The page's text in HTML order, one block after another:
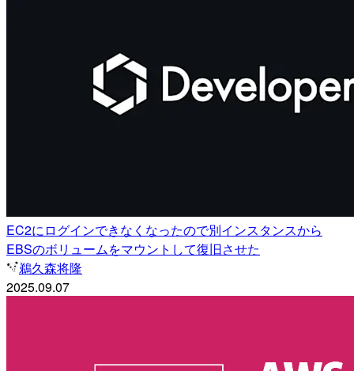
EC2にログインできなくなったので別インスタンスから
EBSのボリュームをマウントして復旧させた
鵜久森将隆
2025.09.07